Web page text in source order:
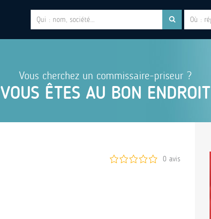
Vous cherchez un commissaire-priseur ?
VOUS ÊTES AU BON ENDROIT
0 avis